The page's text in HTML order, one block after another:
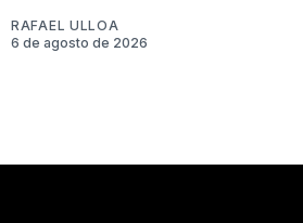
RAFAEL ULLOA
6 de agosto de 2026